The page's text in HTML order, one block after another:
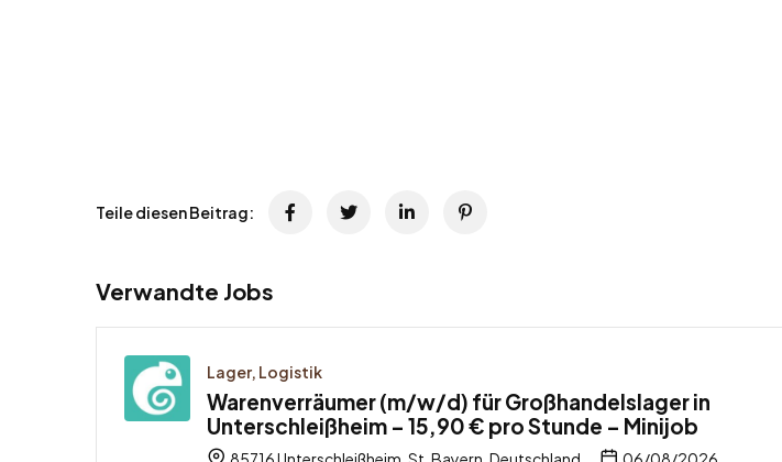
Teile diesen Beitrag:
Verwandte Jobs
Lager, Logistik
Warenverräumer (m/w/d) für Großhandelslager in
Unterschleißheim – 15,90 € pro Stunde – Minijob